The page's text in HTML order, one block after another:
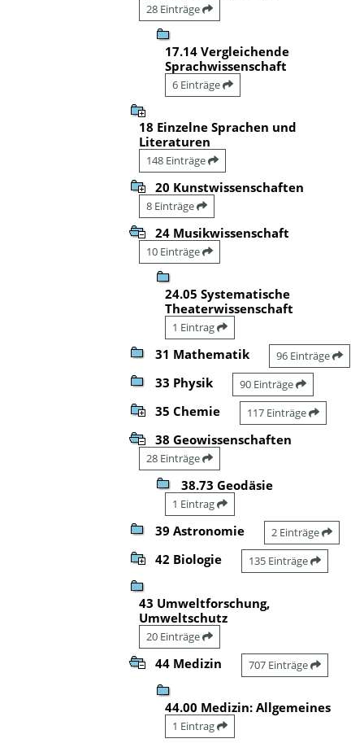
28 Einträge
17.14 Vergleichende
Sprachwissenschaft
6 Einträge
18 Einzelne Sprachen und
Literaturen
148 Einträge
20 Kunstwissenschaften
8 Einträge
24 Musikwissenschaft
10 Einträge
24.05 Systematische
Theaterwissenschaft
1 Eintrag
31 Mathematik 96 Einträge
33 Physik 90 Einträge
35 Chemie 117 Einträge
38 Geowissenschaften
28 Einträge
38.73 Geodäsie
1 Eintrag
39 Astronomie 2 Einträge
42 Biologie 135 Einträge
43 Umweltforschung,
Umweltschutz
20 Einträge
44 Medizin 707 Einträge
44.00 Medizin: Allgemeines
1 Eintrag